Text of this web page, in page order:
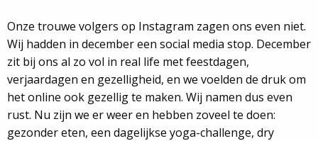
Onze trouwe volgers op Instagram zagen ons even niet.
Wij hadden in december een social media stop. December
zit bij ons al zo vol in real life met feestdagen,
verjaardagen en gezelligheid, en we voelden de druk om
het online ook gezellig te maken. Wij namen dus even
rust. Nu zijn we er weer en hebben zoveel te doen:
gezonder eten, een dagelijkse yoga-challenge, dry